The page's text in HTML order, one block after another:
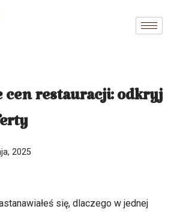
cen restauracji: odkryj
2025
się, dlaczego w jednej